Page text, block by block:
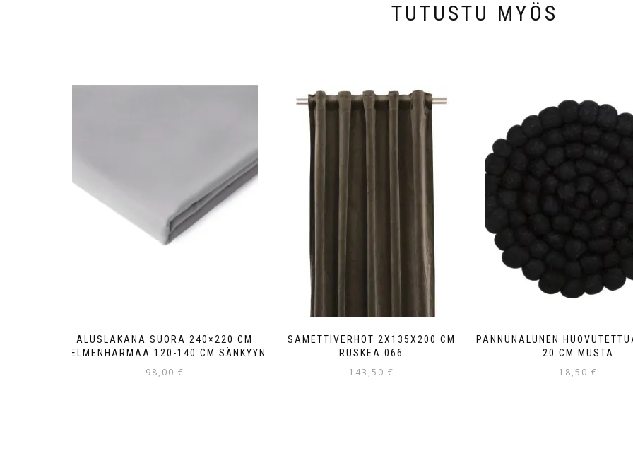
TUTUSTU MYÖS
ALUSLAKANA SUORA 240×220 CM
HELMENHARMAA 120-140 CM SÄNKYYN
98,00 €
SAMETTIVERHOT 2X135X200 CM
RUSKEA 066
143,50 €
PANNUNALUNEN
20 CM MUSTA
18,50 €